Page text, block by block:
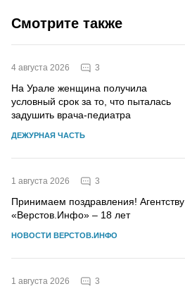
Смотрите также
4 августа 2026 3
На Урале женщина получила
условный срок за то, что пыталась
задушить врача-педиатра
ДЕЖУРНАЯ ЧАСТЬ
1 августа 2026 3
Принимаем поздравления! Агентству
«Верстов.Инфо» – 18 лет
НОВОСТИ ВЕРСТОВ.ИНФО
1 августа 2026 3